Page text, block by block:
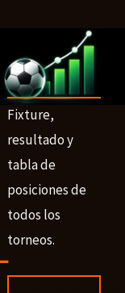
Fixture,
resultado y
tabla de
posiciones de
todos los
torneos.